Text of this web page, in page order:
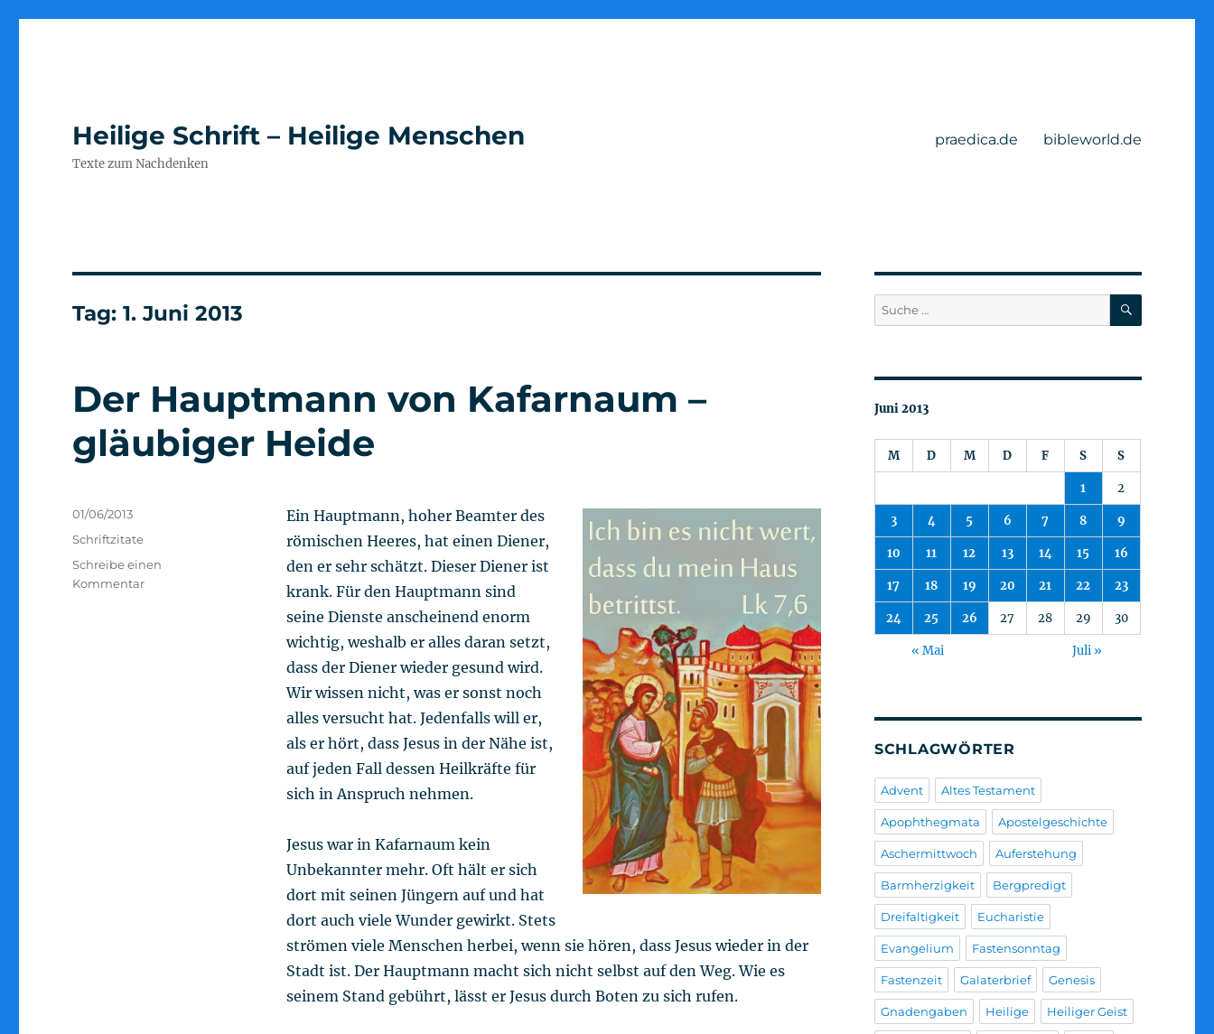
Heilige Schrift – Heilige Menschen
Texte zum Nachdenken
praedica.de bibleworld.de
Tag:1. Juni 2013
Der Hauptmann von Kafarnaum –
gläubiger Heide
Ein Hauptmann, hoher Beamter des
römischen Heeres, hat einen Diener,
den er sehr schätzt. Dieser Diener ist
krank. Für den Hauptmann sind
seine Dienste anscheinend enorm
wichtig, weshalb er alles daran setzt,
dass der Diener wieder gesund wird.
Wir wissen nicht, was er sonst noch
alles versucht hat. Jedenfalls will er,
als er hört, dass Jesus in der Nähe ist,
auf jeden Fall dessen Heilkräfte für
sich in Anspruch nehmen.
Jesus war in Kafarnaum kein
Unbekannter mehr. Oft hält er sich
dort mit seinen Jüngern auf und hat
dort auch viele Wunder gewirkt. Stets
strömen viele Menschen herbei, wenn sie hören, dass Jesus wieder in der
Stadt ist. Der Hauptmann macht sich nicht selbst auf den Weg. Wie es
seinem Stand gebührt, lässt er Jesus durch Boten zu sich rufen.
Veröffentlicht
am
01/06/2013
Kategorien
Schriftzitate
Schreibe einen
Kommentarzu
Suche
nach:
SUCHEN
Juni 2013
M D M D F S S
1 2
3 4 5 6 7 8 9
10 11 12 13 14 15 16
17 18 19 20 21 22 23
24 25 26 27 28 29 30
« Mai Juli »
SCHLAGWÖRTER
Advent Altes Testament
Apophthegmata Apostelgeschichte
Aschermittwoch Auferstehung
Barmherzigkeit Bergpredigt
Dreifaltigkeit Eucharistie
Evangelium Fastensonntag
Fastenzeit Galaterbrief Genesis
Gnadengaben Heilige Heiliger Geist